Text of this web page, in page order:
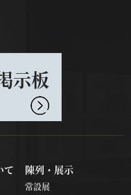
示板
て 陳列・展示
常設展